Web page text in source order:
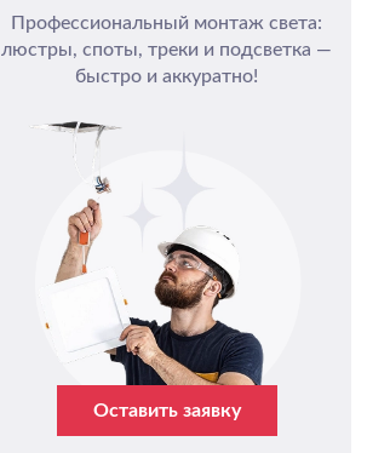
Профессиональный монтаж света:
люстры, споты, треки и подсветка —
быстро и аккуратно!
Оставить заявку